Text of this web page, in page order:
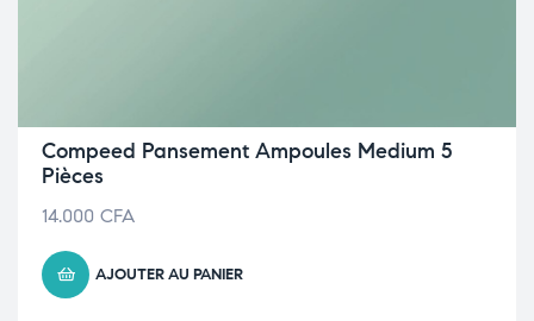
Compeed Pansement Ampoules Medium 5
Pièces
14.000 CFA
AJOUTER AU PANIER